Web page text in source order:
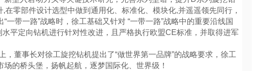
,在零部件设计选型中做到通用化、标准化、模块化,并遥遥领先同行，
一带一路”战略时，徐工基础又针对 “一带一路”战略中的重要沿线国
平定向钻机进行针对性改进，且严格执行欧盟CE标准，并取得进军
董事长对徐工旋挖钻机提出了“做世界第一品牌”的战略要求，徐工
的桥头堡，扬帆起航，逐梦国际化、世界级！